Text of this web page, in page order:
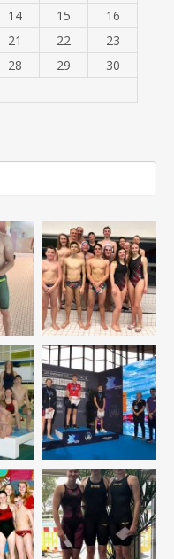
14 15
16
21 22
23
28 29
30